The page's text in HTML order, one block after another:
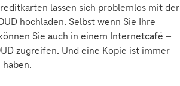
lassen sich problemlos mit der
hochladen. Selbst wenn Sie Ihre
Sie auch in einem Internetcafé –
zugreifen. Und eine Kopie ist immer